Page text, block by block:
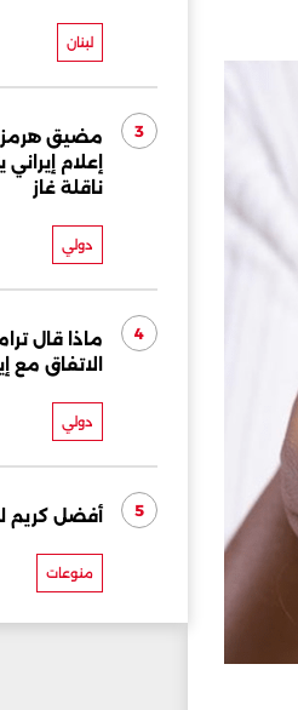
لبنان
3
مضيق
إعلام
ناقلة غاز
دولي
4
ماذا قال
الاتفاق مع
دولي
5 أفضل كريم
منوعات